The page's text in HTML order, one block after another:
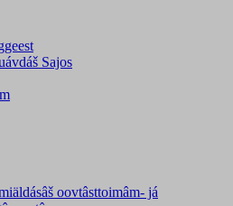
Sajos
oovtâsttoimâm- já